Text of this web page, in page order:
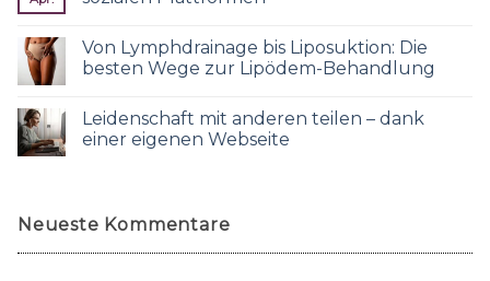
Von Lymphdrainage bis Liposuktion: Die
besten Wege zur Lipödem-Behandlung
Leidenschaft mit anderen teilen – dank
einer eigenen Webseite
Neueste Kommentare